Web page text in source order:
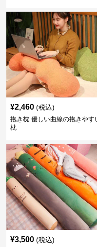
¥2,460 (税込)
抱き枕 優しい曲線の抱きやす
枕
¥3,500 (税込)